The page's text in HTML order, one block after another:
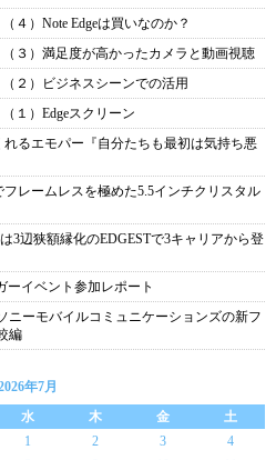
４）Note Edgeは買いなのか？
３）満足度が高かったカメラと動画視聴
２）ビジネスシーンでの活用
１）Edgeスクリーン
るエモパー『自分たちも最初は気持ち悪
レームレスを極めた5.5インチクリスタル
3辺狭額縁化のEDGESTで3キャリアから登
ーイベント参加レポート
ソニーモバイルコミュニケーションズの新フ
編
年7月
水 木 金
土
1
2 3
4